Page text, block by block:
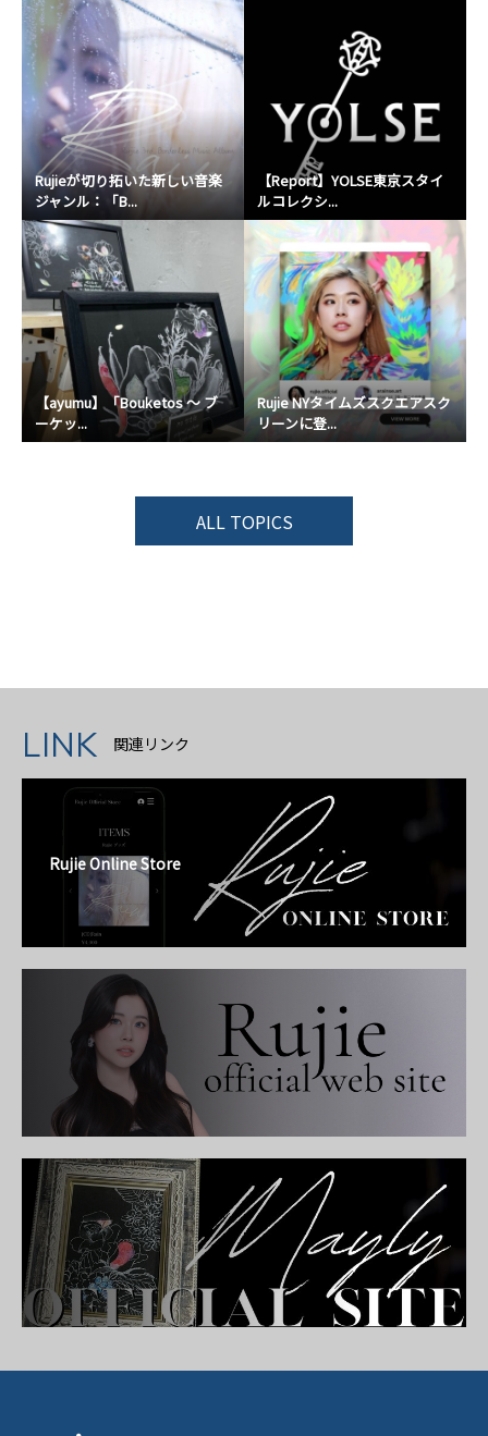
Rujieが切り拓いた新しい音楽
ジャンル：「B...
【Report】YOLSE東京スタイ
ルコレクシ...
【ayumu】「Bouketos 〜 ブ
ーケッ...
Rujie NYタイムズスクエアスク
リーンに登...
ALL TOPICS
LINK 関連リンク
Rujie Online Store